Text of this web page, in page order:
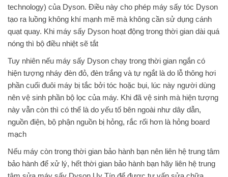
technology) của Dyson. Điều này cho phép máy sấy tóc Dyson
tạo ra luồng không khí mạnh mẽ mà không cần sử dụng cánh
quạt quay. Khi máy sấy Dyson hoạt động trong thời gian dài quá
nóng thì bộ điều nhiệt sẽ tắt
Tuy nhiên nếu máy sấy Dyson chạy trong thời gian ngắn có
hiện tượng nháy đèn đỏ, đèn trắng và tự ngắt là do lỗ thông hơi
phần cuối đuôi máy bị tắc bởi tóc hoặc bụi, lúc này người dùng
nên vệ sinh phần bộ lọc của máy. Khi đã vệ sinh mà hiện tượng
này vẫn còn thì có thể là do yếu tố bên ngoài như dây dẫn,
nguồn điện, bộ phận nguồn bị hỏng, rắc rối hơn là hỏng board
mạch
Nếu máy còn trong thời gian bảo hành bạn nên liên hệ trung tâm
bảo hành để xử lý, hết thời gian bảo hành bạn hãy liên hệ trung